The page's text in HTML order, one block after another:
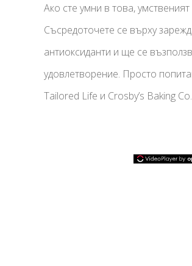
Ако сте умни в това,
Съсредоточете се върху
антиоксиданти и ще се
удовлетворение. Просто
Tailored Life и Crosby’s Baking Co.